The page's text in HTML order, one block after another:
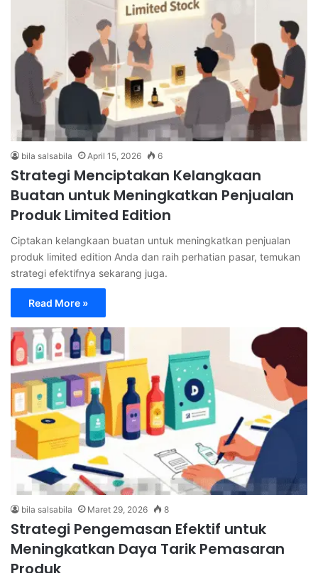
bila salsabila April 15, 2026 6
Strategi Menciptakan Kelangkaan
Buatan untuk Meningkatkan Penjualan
Produk Limited Edition
Ciptakan kelangkaan buatan untuk meningkatkan penjualan
produk limited edition Anda dan raih perhatian pasar, temukan
strategi efektifnya sekarang juga.
Read More »
bila salsabila Maret 29, 2026 8
Strategi Pengemasan Efektif untuk
Meningkatkan Daya Tarik Pemasaran
Produk